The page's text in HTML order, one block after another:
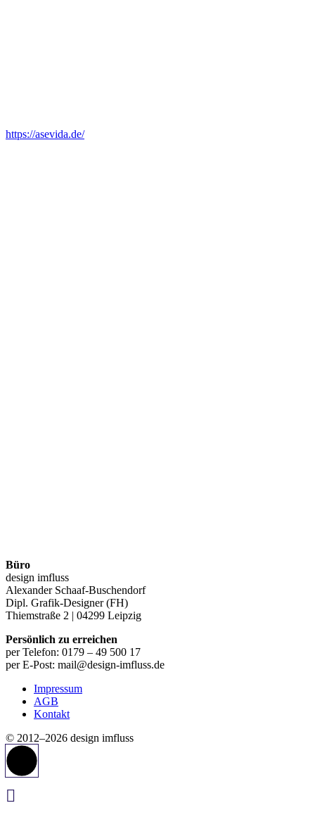
https://asevida.de/
Büro
design imfluss
Alexander Schaaf-Buschendorf
Dipl. Grafik-Designer (FH)
Thiemstraße 2 | 04299 Leipzig
Persönlich zu erreichen
per Telefon: 0179 – 49 500 17
per E-Post: mail@design-imfluss.de
Impressum
AGB
Kontakt
© 2012–2026 design imfluss